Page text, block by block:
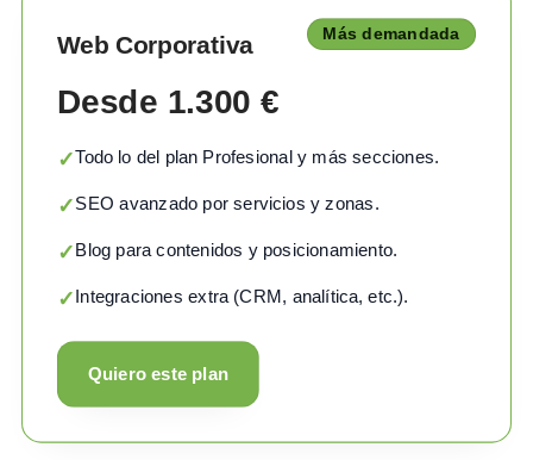
Web Corporativa Más demandada
Desde 1.300 €
✓Todo lo del plan Profesional y más secciones.
✓SEO avanzado por servicios y zonas.
✓Blog para contenidos y posicionamiento.
✓Integraciones extra (CRM, analítica, etc.).
Quiero este plan